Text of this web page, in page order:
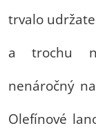
trvalo
a trochu
nenáročný
Olefínové